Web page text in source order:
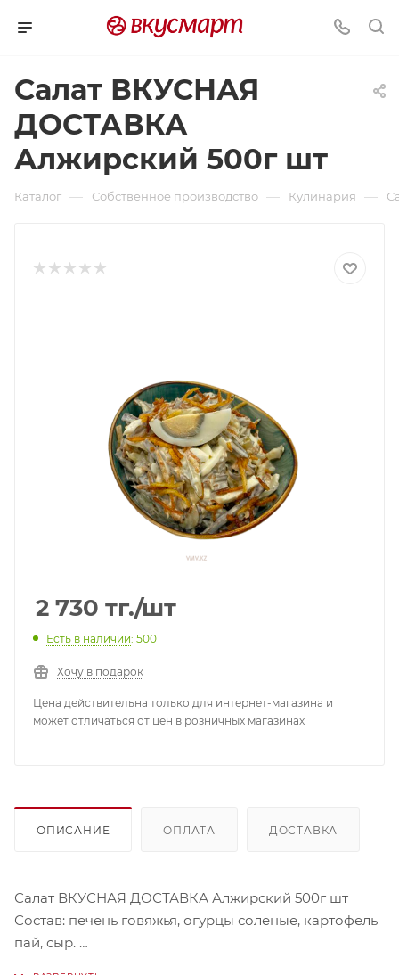
Салат ВКУСНАЯ
ДОСТАВКА
Алжирский 500г шт
Каталог — Собственное производство — Кулинария —
2 730 тг./шт
Есть в наличии: 500
Хочу в подарок
Цена действительна только для интернет-магазина и
может отличаться от цен в розничных магазинах
ОПИСАНИЕ ОПЛАТА ДОСТАВКА
Салат ВКУСНАЯ ДОСТАВКА Алжирский 500г шт
Состав: печень говяжья, огурцы соленые, картофель
пай, сыр.